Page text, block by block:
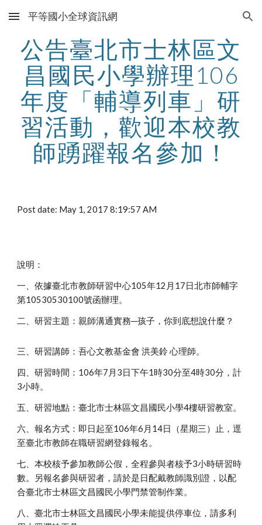
Skip to main content Skip to navigation
平等國小全球資訊網
公告臺北市士林區文
昌國民小學辦理106
年度「輔導列車」研
習活動，歡迎本校教
師踴躍報名參加！
Post date: May 1, 2017 8:19:57 AM
說明：
一、依據臺北市教師研習中心105年12月17日北市師輔字
第10530530100號函辦理。
二、研習主題：親師溝通實務─孩子，你到底想說什麼？
三、研習講師：吾心文教基金會 洪美鈴 心理師。
四、研習時間：106年7月3日下午1時30分至4時30分，計
3小時。
五、研習地點：臺北市士林區文昌國民小學4樓研習教室。
六、報名方式：即日起至106年6月14日（星期三）止，逕
至臺北市教師在職研習網登錄報名。
七、本校核予參加教師公假，全程參與者核予3小時研習時
數。另報名參與研習者，請於是日配戴教師識別證，以配
合臺北市士林區文昌國民小學門禁管制作業。
八、臺北市士林區文昌國民小學未能提供停車位，請多利